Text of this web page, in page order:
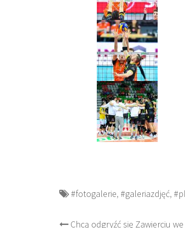
#fotogalerie, #galeriazdjęć,
Chcą odgryźć się Zawierciu